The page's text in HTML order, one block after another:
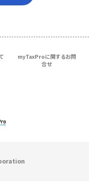
myTaxProに関するお問
合せ